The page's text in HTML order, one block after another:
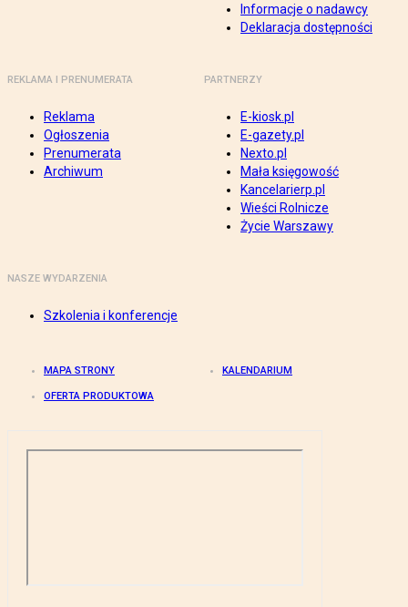
Informacje o nadawcy
Deklaracja dostępności
REKLAMA I PRENUMERATA
Reklama
Ogłoszenia
Prenumerata
Archiwum
PARTNERZY
E-kiosk.pl
E-gazety.pl
Nexto.pl
Mała księgowość
Kancelarierp.pl
Wieści Rolnicze
Życie Warszawy
NASZE WYDARZENIA
Szkolenia i konferencje
MAPA STRONY KALENDARIUM
OFERTA PRODUKTOWA